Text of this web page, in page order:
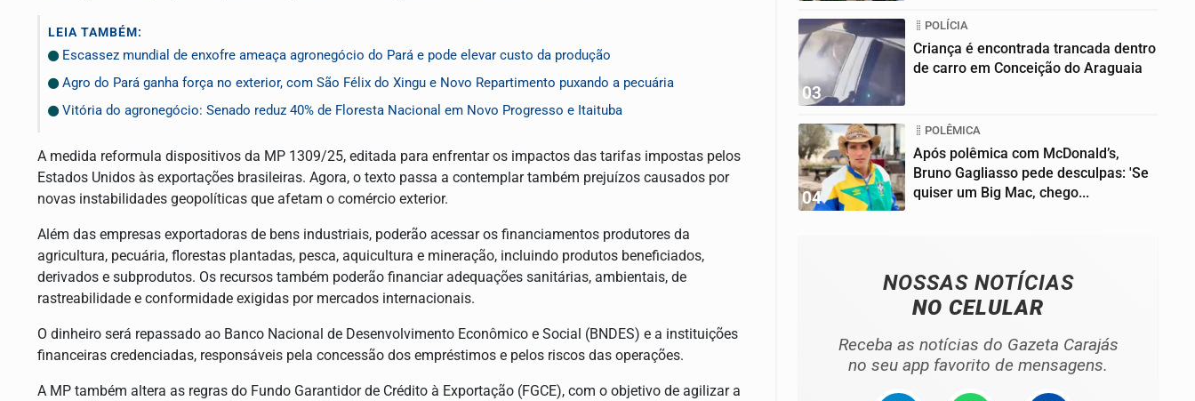
LEIA TAMBÉM:
Escassez mundial de enxofre ameaça agronegócio do Pará e pode elevar custo da produção
Agro do Pará ganha força no exterior, com São Félix do Xingu e Novo Repartimento puxando a pecuária
Vitória do agronegócio: Senado reduz 40% de Floresta Nacional em Novo Progresso e Itaituba
A medida reformula dispositivos da MP 1309/25, editada para enfrentar os impactos das tarifas impostas pelos
Estados Unidos às exportações brasileiras. Agora, o texto passa a contemplar também prejuízos causados por
novas instabilidades geopolíticas que afetam o comércio exterior.
Além das empresas exportadoras de bens industriais, poderão acessar os financiamentos produtores da
agricultura, pecuária, florestas plantadas, pesca, aquicultura e mineração, incluindo produtos beneficiados,
derivados e subprodutos. Os recursos também poderão financiar adequações sanitárias, ambientais, de
rastreabilidade e conformidade exigidas por mercados internacionais.
O dinheiro será repassado ao Banco Nacional de Desenvolvimento Econômico e Social (BNDES) e a instituições
financeiras credenciadas, responsáveis pela concessão dos empréstimos e pelos riscos das operações.
A MP também altera as regras do Fundo Garantidor de Crédito à Exportação (FGCE), com o objetivo de agilizar a
03
POLÍCIA
Criança é encontrada trancada dentro
de carro em Conceição do Araguaia
04
POLÊMICA
Após polêmica com McDonald’s,
Bruno Gagliasso pede desculpas: 'Se
quiser um Big Mac, chego...
NOSSAS NOTÍCIAS
NO CELULAR
Receba as notícias do Gazeta Carajás
no seu app favorito de mensagens.